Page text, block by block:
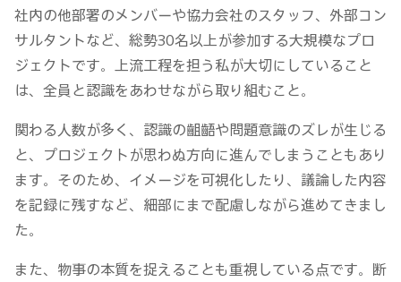
社内の他部署のメンバーや協力会社のスタッフ、外部コン
サルタントなど、総勢30名以上が参加する大規模なプロ
ジェクトです。上流工程を担う私が大切にしていること
は、全員と認識をあわせながら取り組むこと。
関わる人数が多く、認識の齟齬や問題意識のズレが生じる
と、プロジェクトが思わぬ方向に進んでしまうこともあり
ます。そのため、イメージを可視化したり、議論した内容
を記録に残すなど、細部にまで配慮しながら進めてきまし
た。
また、物事の本質を捉えることも重視している点です。断